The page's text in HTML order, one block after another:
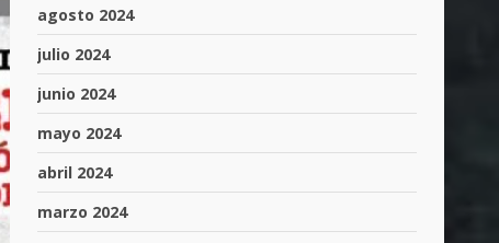
agosto 2024
julio 2024
junio 2024
mayo 2024
abril 2024
marzo 2024